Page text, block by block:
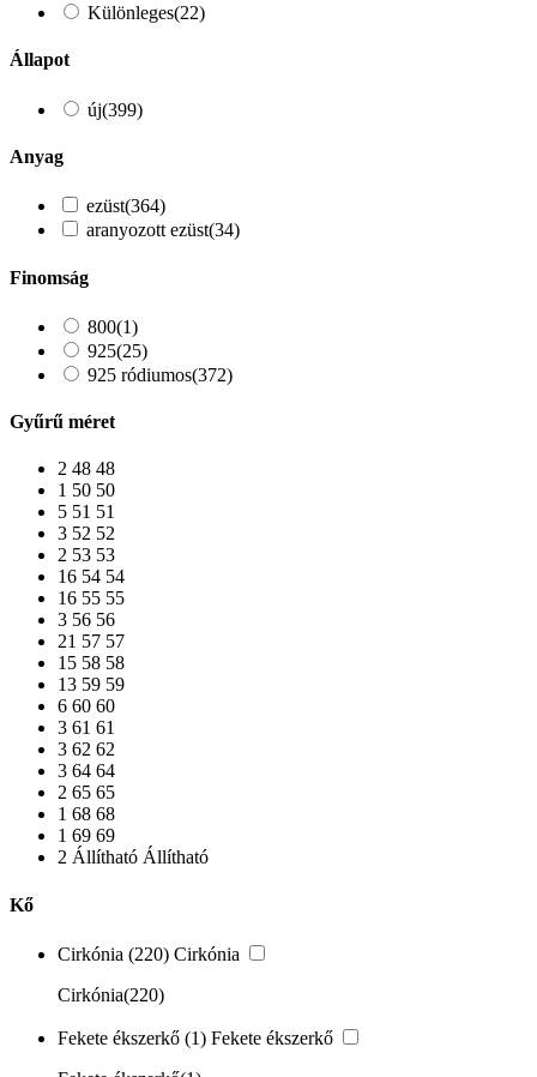
Különleges(22)
Állapot
új(399)
Anyag
ezüst(364)
aranyozott ezüst(34)
Finomság
800(1)
925(25)
925 ródiumos(372)
Gyűrű méret
2 48 48
1 50 50
5 51 51
3 52 52
2 53 53
16 54 54
16 55 55
3 56 56
21 57 57
15 58 58
13 59 59
6 60 60
3 61 61
3 62 62
3 64 64
2 65 65
1 68 68
1 69 69
2 Állítható Állítható
Kő
Cirkónia (220) Cirkónia
Cirkónia(220)
Fekete ékszerkő (1) Fekete ékszerkő